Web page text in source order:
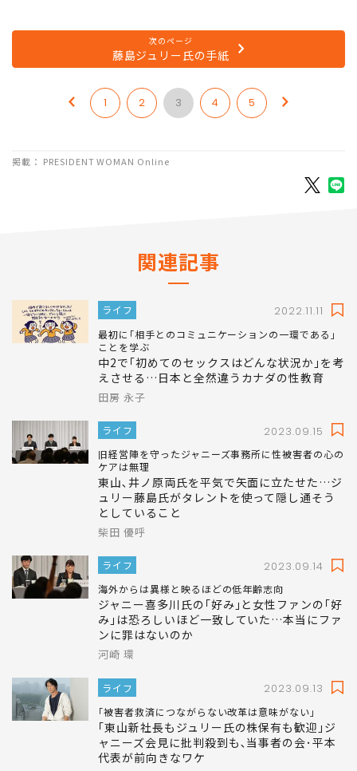
次のページ
藤島ジュリー氏の手紙
1 2 3 4 5
掲載： PRESIDENT WOMAN Online
関連記事
ライフ 2022.11.11
最初に｢相手とのコミュニケーションの一環である｣
ことを学ぶ
中2で｢初めてのセックスはどんな状況か｣を考
えさせる…日本と全然違うカナダの性教育
田房 永子
ライフ 2023.09.15
旧経営陣を守ったジャニーズ事務所に性被害者の心の
ケアは無理
東山､井ノ原両氏を平気で矢面に立たせた…ジ
ュリー藤島氏がタレントを使って隠し通そう
としていること
柴田 優呼
ライフ 2023.09.14
海外からは異様と映るほどの低年齢志向
ジャニー喜多川氏の｢好み｣と女性ファンの｢好
み｣は恐ろしいほど一致していた…本当にファ
ンに罪はないのか
河崎 環
ライフ 2023.09.13
｢被害者救済につながらない改革は意味がない｣
｢東山新社長もジュリー氏の株保有も歓迎｣ジ
ャニーズ会見に批判殺到も､当事者の会･平本
代表が前向きなワケ